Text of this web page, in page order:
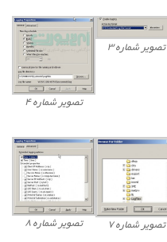
تصویر شماره ۳
تصویر شماره ۴
تصویر شماره ۷ تصویر شماره ۸